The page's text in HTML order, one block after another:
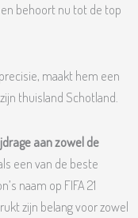
behoort nu tot de top
maakt hem een
thuisland Schotland.
aan zowel de
een van de beste
naam op FIFA 21
zijn belang voor zowel